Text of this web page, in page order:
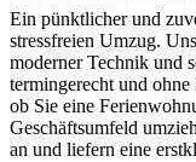
Ein pünktlicher und
stressfreien Umzug.
moderner Technik und
termingerecht und
ob Sie eine
Geschäftsumfeld
an und liefern eine